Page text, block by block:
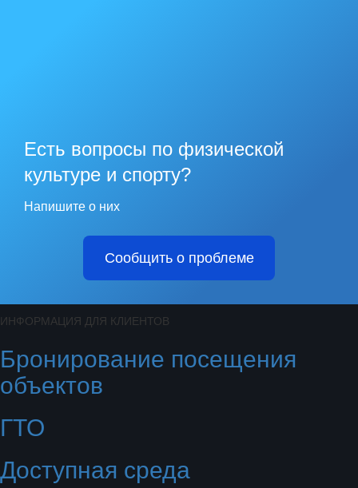
Есть вопросы по физической
культуре и спорту?
Напишите о них
Сообщить о проблеме
ИНФОРМАЦИЯ ДЛЯ КЛИЕНТОВ
Бронирование посещения
объектов
ГТО
Доступная среда